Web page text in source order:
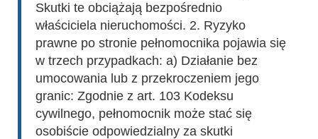
Skutki te obciążają bezpośrednio
właściciela nieruchomości. 2. Ryzyko
prawne po stronie pełnomocnika pojawia się
w trzech przypadkach: a) Działanie bez
umocowania lub z przekroczeniem jego
granic: Zgodnie z art. 103 Kodeksu
cywilnego, pełnomocnik może stać się
osobiście odpowiedzialny za skutki